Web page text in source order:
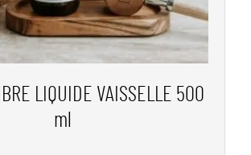
LIQUIDE VAISSELLE 500
ml